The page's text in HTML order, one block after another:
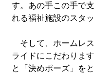
す。あの手この手で
れる福祉施設のスタ
そして、ホームレ
ライドにこだわりま
と「決めポーズ」をと